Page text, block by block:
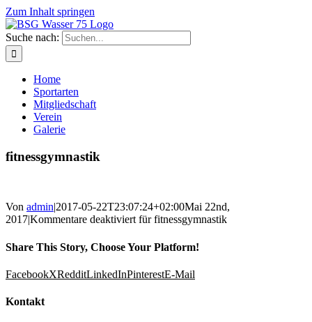
Zum Inhalt springen
Suche nach:
Home
Sportarten
Mitgliedschaft
Verein
Galerie
fitnessgymnastik
Von admin|2017-05-22T23:07:24+02:00Mai 22nd,
2017|Kommentare deaktiviertfür fitnessgymnastik
Share This Story, Choose Your Platform!
FacebookXRedditLinkedInPinterestE-Mail
Kontakt